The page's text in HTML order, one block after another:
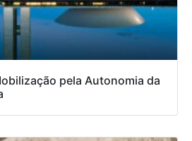
pela Autonomia da